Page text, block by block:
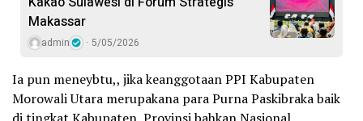
Makassar
admin 5/05/2026
Ia pun meneybtu,, jika keanggotaan PPI Kabupaten
Morowali Utara merupakana para Purna Paskibraka baik